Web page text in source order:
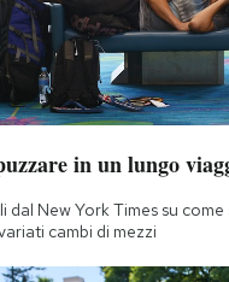
in un lungo
dal New York Times su
cambi di mezzi